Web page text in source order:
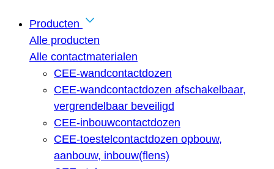
Producten
Alle producten
Alle contactmaterialen
CEE-wandcontactdozen
CEE-wandcontactdozen afschakelbaar,
vergrendelbaar beveiligd
CEE-inbouwcontactdozen
CEE-toestelcontactdozen opbouw,
aanbouw, inbouw(flens)